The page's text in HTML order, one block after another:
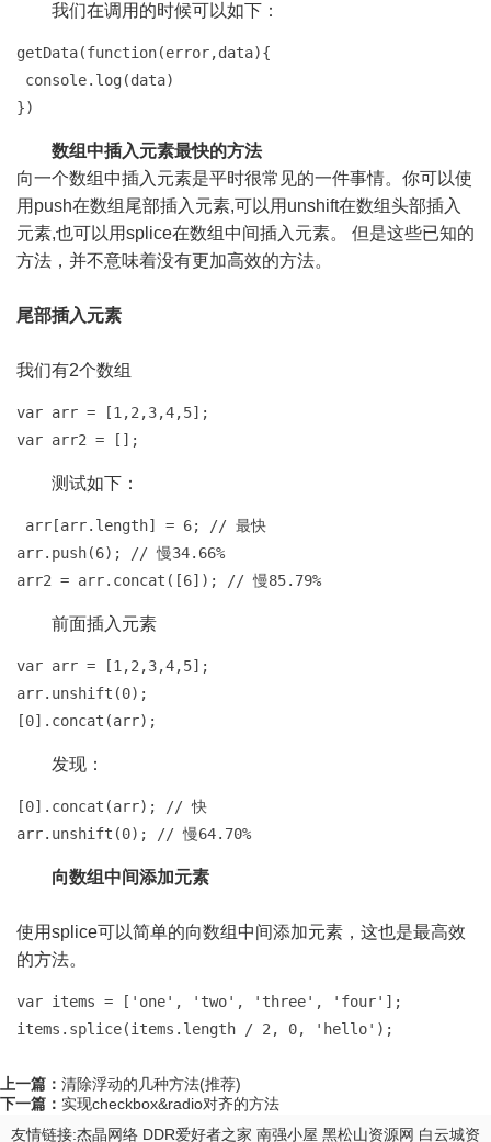
我们在调用的时候可以如下：
getData(function(error,data){
console.log(data)
})
数组中插入元素最快的方法
向一个数组中插入元素是平时很常见的一件事情。你可以使
用push在数组尾部插入元素,可以用unshift在数组头部插入
元素,也可以用splice在数组中间插入元素。 但是这些已知的
方法，并不意味着没有更加高效的方法。
尾部插入元素
我们有2个数组
var arr = [1,2,3,4,5];
var arr2 = [];
测试如下：
arr[arr.length] = 6; // 最快
arr.push(6); // 慢34.66%
arr2 = arr.concat([6]); // 慢85.79%
前面插入元素
var arr = [1,2,3,4,5];
arr.unshift(0);
[0].concat(arr);
发现：
[0].concat(arr); // 快
arr.unshift(0); // 慢64.70%
向数组中间添加元素
使用splice可以简单的向数组中间添加元素，这也是最高效
的方法。
var items = ['one', 'two', 'three', 'four'];
items.splice(items.length / 2, 0, 'hello');
上一篇： 清除浮动的几种方法(推荐)
下一篇： 实现checkbox&radio对齐的方法
友情链接:杰晶网络 DDR爱好者之家 南强小屋 黑松山资源网 白云城资